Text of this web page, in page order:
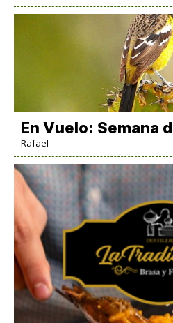
En Vuelo: Semana
Rafael